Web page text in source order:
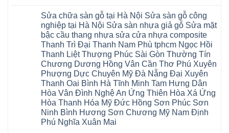
Thanh
Xuân
Kim
Động
Văn
Giang
Cầu
Giấy
Văn
Lâm
tphcm
Khoái
Châu
Trì
Thanh
Xuân
Đoan
Hùng
Thanh
Ba
Giấy
Hạ
Hòa
Cẩm
Khê
Tây
Hồ
Yên
Lập
Thanh
Hoài
Đức
Bình
Dương
Thủ
Đức
Thanh
Xuân
Thái
Nguyên
Phú
Thọ
Bắc
Giang
Long
Biên
Hải
Dương
nhựa
giả
gỗ
cong
vênh
Sửa
mặt
bậc
cầu
thang
nhựa
sửa
cửa
nhựa
composite
hoài
đức
đan
bình
luận
ở
Sửa
chữa
sàn
bị
phồng
tại
Hà
Sửa
sàn
gỗ
công
nghiệp
Sửa chữa sàn gỗ tại Hà Nội Sửa sàn gỗ công
nghiệp tại Hà Nội Sửa sàn nhựa giả gỗ Sửa mặt
bậc cầu thang nhựa sửa cửa nhựa composite
Thanh Trì Đại Thanh Nam Phù tphcm Ngọc Hồi
Thanh Liệt Thượng Phúc Sài Gòn Thường Tín
Chương Dương Hồng Vân Cần Thơ Phú Xuyên
Phượng Dực Chuyên Mỹ Đà Nẵng Đại Xuyên
Thanh Oai Bình Hà Tĩnh Minh Tam Hưng Dân
Hòa Vân Đình Nghệ An Ứng Thiên Hòa Xá Ứng
Hòa Thanh Hóa Mỹ Đức Hồng Sơn Phúc Sơn
Ninh Bình Hương Sơn Chương Mỹ Nam Định
Phú Nghĩa Xuân Mai